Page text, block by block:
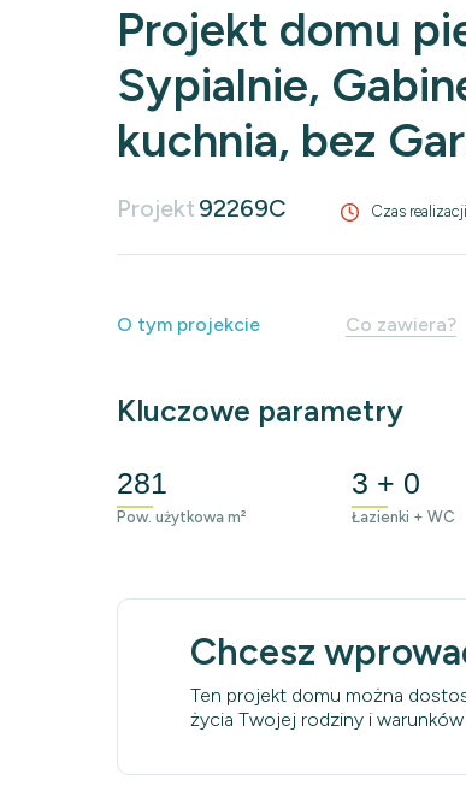
Projekt domu
Sypialnie,
kuchnia, bez
Projekt 92269C Czas
O tym projekcie Co zawiera?
Kluczowe parametry
281
Pow. użytkowa m²
3 + 0
Łazienki + WC
Chcesz
Ten projekt domu można
życia Twojej rodziny i warunków